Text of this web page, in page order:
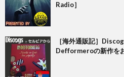
Radio］
［海外通販記］
Defformeroの新作を